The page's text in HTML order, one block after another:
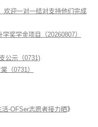
欢迎一对一结对支持他们完成
奖学金项目（20260807）
公示（0731)
（0731）
-OFSer志愿者接力晒》